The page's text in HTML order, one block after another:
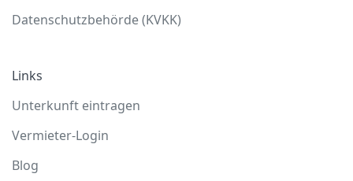
Datenschutzbehörde (KVKK)
Links
Unterkunft eintragen
Vermieter-Login
Blog